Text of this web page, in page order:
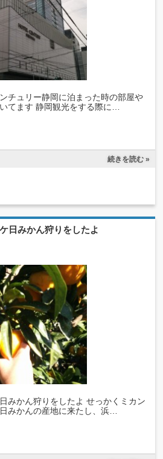
チュリー静岡に泊まった時の部屋や
てます 静岡観光をする際に…
続きを読む »
ケ日みかん狩りをしたよ
みかん狩りをしたよ せっかくミカン
みかんの産地に来たし、浜…